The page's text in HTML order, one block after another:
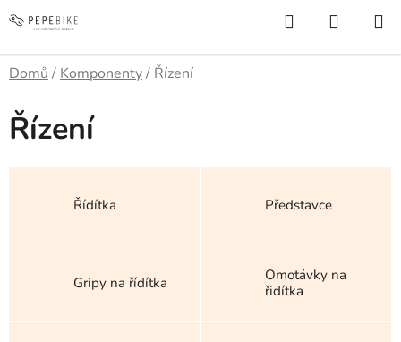
na
Hledat
KOŠÍK
Domů / Komponenty/ Řízení
Řízení
Řídítka Představce
Gripy na řídítka
Omotávky na
řidítka